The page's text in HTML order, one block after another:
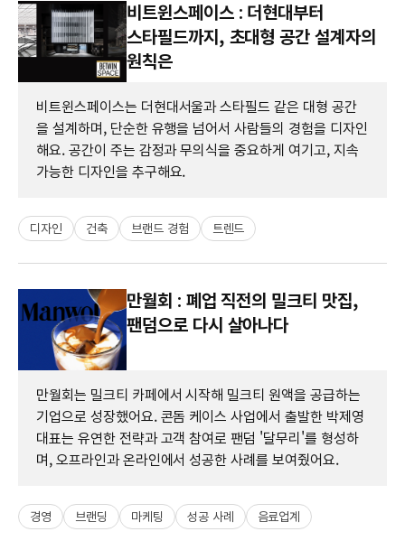
비트윈스페이스 : 더현대부터
스타필드까지, 초대형 공간 설계자의
원칙은
비트윈스페이스는 더현대서울과 스타필드 같은 대형 공간
을 설계하며, 단순한 유행을 넘어서 사람들의 경험을 디자인
해요. 공간이 주는 감정과 무의식을 중요하게 여기고, 지속
가능한 디자인을 추구해요.
디자인 건축 브랜드 경험 트렌드
만월회 : 폐업 직전의 밀크티 맛집,
팬덤으로 다시 살아나다
만월회는 밀크티 카페에서 시작해 밀크티 원액을 공급하는
기업으로 성장했어요. 콘돔 케이스 사업에서 출발한 박제영
대표는 유연한 전략과 고객 참여로 팬덤 '달무리'를 형성하
며, 오프라인과 온라인에서 성공한 사례를 보여줬어요.
경영 브랜딩 마케팅 성공 사례 음료업계